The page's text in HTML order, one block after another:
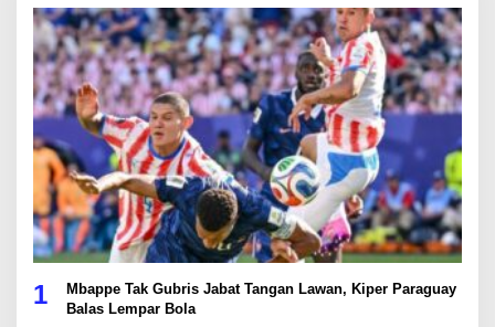
1
Mbappe Tak Gubris Jabat Tangan Lawan, Kiper Paraguay
Balas Lempar Bola